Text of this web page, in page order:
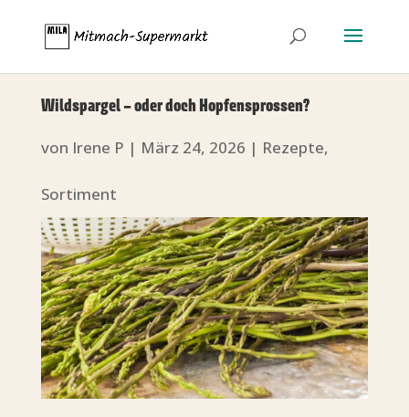
Wildspargel – oder doch Hopfensprossen?
von Irene P | März 24, 2026 | Rezepte,
Sortiment